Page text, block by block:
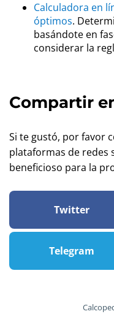
Calculadora en
óptimos.
basándote en
considerar la
Compartir
Si te gustó, por favor
plataformas de redes
beneficioso para la
Twitter
Telegram